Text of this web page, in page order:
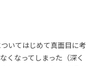
いてはじめて真面目に考
くなってしまった（深く